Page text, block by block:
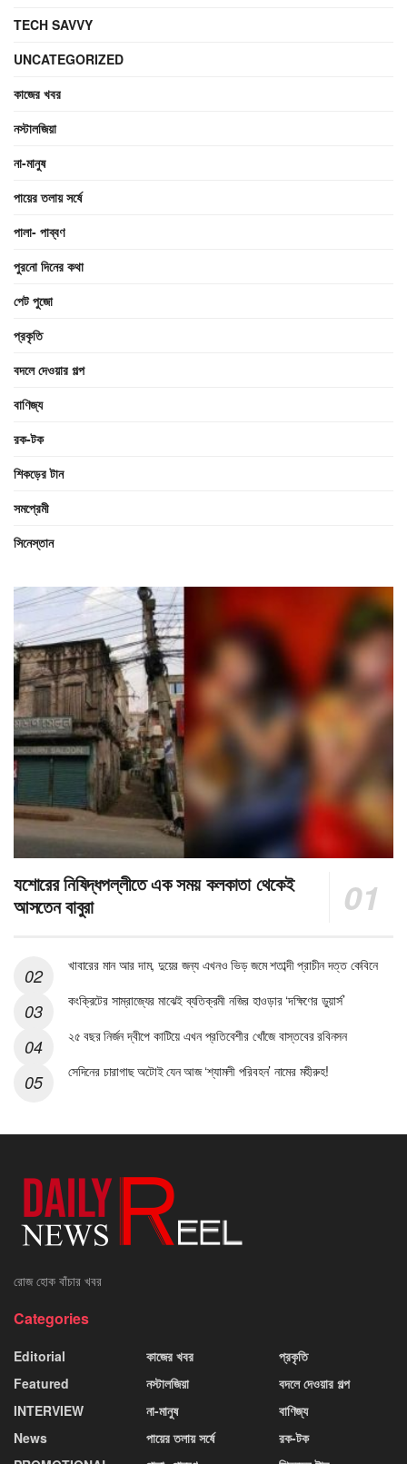
TECH SAVVY
UNCATEGORIZED
কাজের খবর
নস্টালজিয়া
না-মানুষ
পায়ের তলায় সর্ষে
পালা- পাব্বণ
পুরনো দিনের কথা
পেট পুজো
প্রকৃতি
বদলে দেওয়ার গল্প
বাণিজ্য
রক-টক
শিকড়ের টান
সমপ্রেমী
সিনেস্তান
যশোরের নিষিদ্ধপল্লীতে এক সময় কলকাতা থেকেই
আসতেন বাবুরা
খাবারের মান আর দাম, দুয়ের জন্য এখনও ভিড় জমে শতাব্দী প্রাচীন দত্ত কেবিনে
কংক্রিটের সাম্রাজ্যের মাঝেই ব্যতিক্রমী নজির হাওড়ার ‘দক্ষিণের ডুয়ার্স’
২৫ বছর নির্জন দ্বীপে কাটিয়ে এখন প্রতিবেশীর খোঁজে বাস্তবের রবিনসন
সেদিনের চারাগাছ অটোই যেন আজ ‘শ্যামলী পরিবহন’ নামের মহীরুহ!
রোজ হোক বাঁচার খবর
Categories
Editorial
Featured
INTERVIEW
News
কাজের খবর
নস্টালজিয়া
না-মানুষ
পায়ের তলায় সর্ষে
প্রকৃতি
বদলে দেওয়ার গল্প
বাণিজ্য
রক-টক